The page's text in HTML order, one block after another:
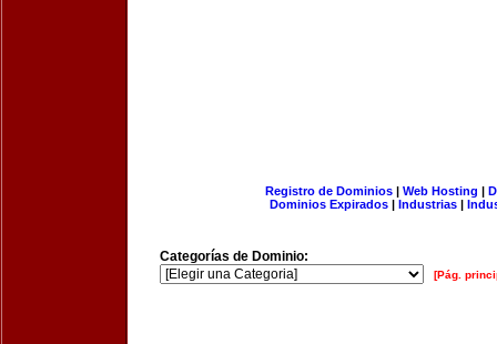
Registro de Dominios| Web Hosting |
Dominios Expirados | Industrias |
Categorías de Dominio:
[Pág.